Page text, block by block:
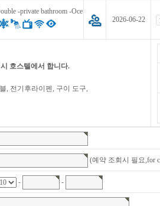
-private bathroom -Oce
2026-06-22
호스텔에서 합니다.
, 전기후라이펜, 구이 도구,
(예약 조회시 필요,for
- -